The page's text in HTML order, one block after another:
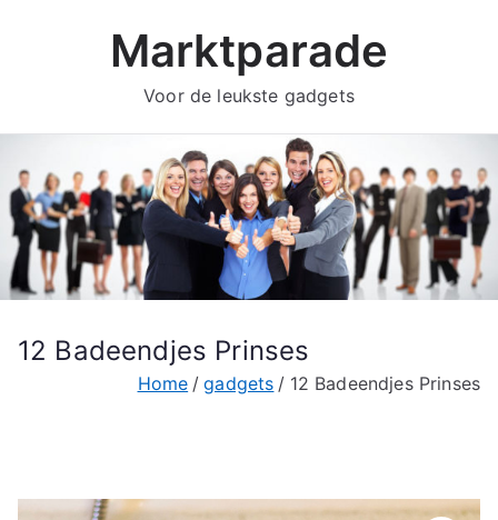
Marktparade
Voor de leukste gadgets
12 Badeendjes Prinses
Home gadgets 12 Badeendjes Prinses